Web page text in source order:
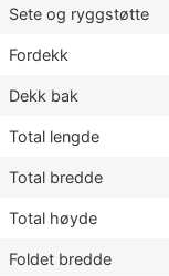
Sete og ryggstøtte
Fordekk
Dekk bak
Total lengde
Total bredde
Total høyde
Foldet bredde